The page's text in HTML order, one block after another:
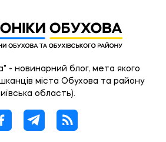
- новинарний блог, мета якого
міста Обухова та району
область).